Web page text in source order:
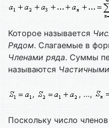
Которое называется
Рядом. Слагаемые в
Членами ряда. Суммы
называются
, , …,
Поскольку число